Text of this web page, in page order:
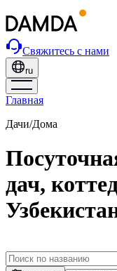
Свяжитесь с нами
ru
Главная
Дачи/Дома
дач,